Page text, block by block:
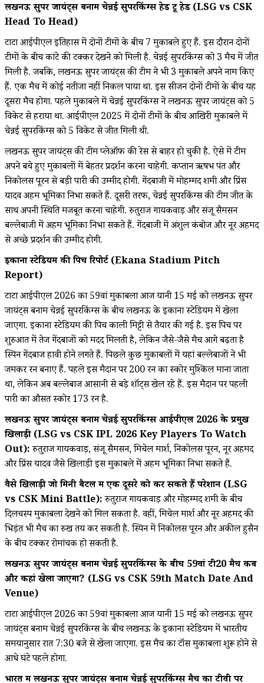
लखनऊ सुपर जायंट्स बनाम चेन्नई सुपरकिंग्स हेड टू हेड (LSG vs CSK
Head To Head)
टाटा आईपीएल इतिहास में दोनों टीमों के बीच 7 मुकाबले हुए हैं. इस दौरान दोनों
टीमों के बीच कांटे की टक्कर देखने को मिली है. चेन्नई सुपरकिंग्स को 3 मैच में जीत
मिली है. जबकि, लखनऊ सुपर जायंट्स की टीम ने भी 3 मुकाबले अपने नाम किए
हैं. एक मैच में कोई नतीजा नहीं निकल पाया था. इस सीजन दोनों टीमों के बीच यह
दूसरा मैच होगा. पहले मुकाबले में चेन्नई सुपरकिंग्स ने लखनऊ सुपर जायंट्स को 5
विकेट से हराया था. आईपीएल 2025 में दोनों टीमों के बीच आखिरी मुकाबले में
चेन्नई सुपरकिंग्स को 5 विकेट से जीत मिली थी.
लखनऊ सुपर जायंट्स की टीम प्लेऑफ की रेस से बाहर हो चुकी है. ऐसे में टीम
अपने बचे हुए मुकाबलों में बेहतर प्रदर्शन करना चाहेगी. कप्तान ऋषभ पंत और
निकोलस पूरन से बड़ी पारी की उम्मीद होगी. गेंदबाजी में मोहम्मद शमी और प्रिंस
यादव अहम भूमिका निभा सकते हैं. दूसरी तरफ, चेन्नई सुपरकिंग्स की टीम जीत के
साथ अपनी स्थिति मजबूत करना चाहेगी. रुतुराज गायकवाड़ और संजू सैमसन
बल्लेबाजी में अहम भूमिका निभा सकते हैं. गेंदबाजी में अंशुल कंबोज और नूर अहमद
से अच्छे प्रदर्शन की उम्मीद होगी.
इकाना स्टेडियम की पिच रिपोर्ट (Ekana Stadium Pitch
Report)
टाटा आईपीएल 2026 का 59वां मुकाबला आज यानी 15 मई को लखनऊ सुपर
जायंट्स बनाम चेन्नई सुपरकिंग्स के बीच लखनऊ के इकाना स्टेडियम में खेला
जाएगा. इकाना स्टेडियम की पिच काली मिट्टी से तैयार की गई है. इस पिच पर
शुरुआत में तेज गेंदबाजों को मदद मिलती है, लेकिन जैसे-जैसे मैच आगे बढ़ता है
स्पिन गेंदबाज हावी होने लगते हैं. पिछले कुछ मुकाबलों में यहां बल्लेबाजों ने भी
जमकर रन बनाए हैं. पहले इस मैदान पर 200 रन का स्कोर मुश्किल माना जाता
था, लेकिन अब बल्लेबाज आसानी से बड़े शॉट्स खेल रहे हैं. इस मैदान पर पहली
पारी का औसत स्कोर 173 रन है.
लखनऊ सुपर जायंट्स बनाम चेन्नई सुपरकिंग्स आईपीएल 2026 के प्रमुख
खिलाड़ी (LSG vs CSK IPL 2026 Key Players To Watch
Out):रुतुराज गायकवाड़, संजू सैमसन, मिचेल मार्श, निकोलस पूरन, नूर अहमद
और प्रिंस यादव जैसे खिलाड़ी इस मुकाबले में अहम भूमिका निभा सकते हैं.
वैसे खिलाड़ी जो मिनी बैटल में एक दूसरे को कर सकते हैं परेशान (LSG
vs CSK Mini Battle):रुतुराज गायकवाड़ और मोहम्मद शमी के बीच
दिलचस्प मुकाबला देखने को मिल सकता है. वहीं, मिचेल मार्श और नूर अहमद की
भिड़ंत भी मैच का रुख तय कर सकती है. स्पिन में निकोलस पूरन और अकील हुसैन
के बीच टक्कर रोमांचक हो सकती है.
लखनऊ सुपर जायंट्स बनाम चेन्नई सुपरकिंग्स के बीच 59वां टी20 मैच कब
और कहां खेला जाएगा? (LSG vs CSK 59th Match Date And
Venue)
टाटा आईपीएल 2026 का 59वां मुकाबला आज यानी 15 मई को लखनऊ सुपर
जायंट्स बनाम चेन्नई सुपरकिंग्स के बीच लखनऊ के इकाना स्टेडियम में भारतीय
समयानुसार रात 7:30 बजे से खेला जाएगा. इस मैच का टॉस मुकाबला शुरू होने से
आधे घंटे पहले होगा.